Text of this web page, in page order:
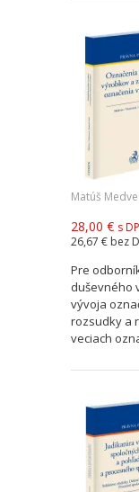
Matúš
28,00 € s
26,67 € bez
Pre
duševného
vývoja
rozsudky a
veciach